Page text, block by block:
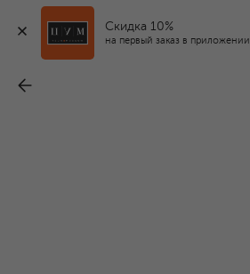
Скидка 10%
на первый заказ в приложении